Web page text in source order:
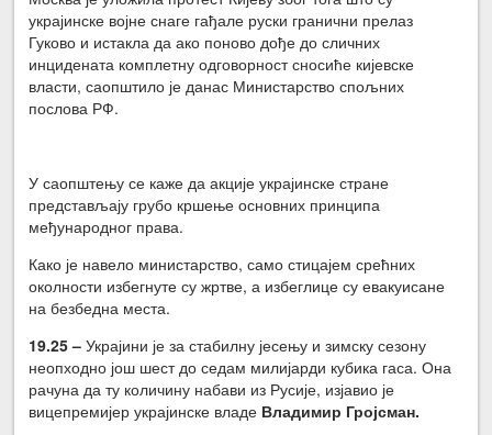
украјинске војне снаге гађале руски гранични прелаз
Гуково и истакла да ако поново дође до сличних
инцидената комплетну одговорност сносиће кијевске
власти, саопштило је данас Министарство спољних
послова РФ.
У саопштењу се каже да акције украјинске стране
представљају грубо кршење основних принципа
међународног права.
Како је навело министарство, само стицајем срећних
околности избегнуте су жртве, а избеглице су евакуисане
на безбедна места.
19.25 –Украјини је за стабилну јесењу и зимску сезону
неопходно још шест до седам милијарди кубика гаса. Она
рачуна да ту количину набави из Русије, изјавио је
вицепремијер украјинске владе Владимир Гројсман.